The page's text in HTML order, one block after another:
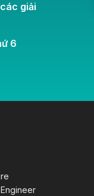
giải
6